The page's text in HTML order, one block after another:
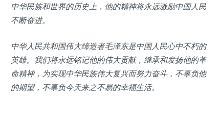
中华民族和世界的历史上，他的精神将永远激励中国人民
不断奋进。
中华人民共和国伟大缔造者毛泽东是中国人民心中不朽的
英雄。我们将永远铭记他的伟大贡献，继承和发扬他的革
命精神，为实现中华民族伟大复兴而努力奋斗，不辜负他
的期望，不辜负今天来之不易的幸福生活。